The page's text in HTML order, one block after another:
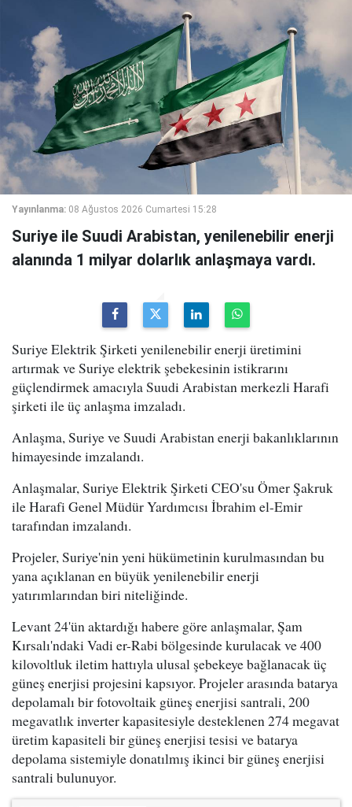
Yayınlanma: 08 Ağustos 2026 Cumartesi 15:28
Suriye ile Suudi Arabistan, yenilenebilir enerji
alanında 1 milyar dolarlık anlaşmaya vardı.
Suriye Elektrik Şirketi yenilenebilir enerji üretimini
artırmak ve Suriye elektrik şebekesinin istikrarını
güçlendirmek amacıyla Suudi Arabistan merkezli Harafi
şirketi ile üç anlaşma imzaladı.
Anlaşma, Suriye ve Suudi Arabistan enerji bakanlıklarının
himayesinde imzalandı.
Anlaşmalar, Suriye Elektrik Şirketi CEO'su Ömer Şakruk
ile Harafi Genel Müdür Yardımcısı İbrahim el-Emir
tarafından imzalandı.
Projeler, Suriye'nin yeni hükümetinin kurulmasından bu
yana açıklanan en büyük yenilenebilir enerji
yatırımlarından biri niteliğinde.
Levant 24'ün aktardığı habere göre anlaşmalar, Şam
Kırsalı'ndaki Vadi er-Rabi bölgesinde kurulacak ve 400
kilovoltluk iletim hattıyla ulusal şebekeye bağlanacak üç
güneş enerjisi projesini kapsıyor. Projeler arasında batarya
depolamalı bir fotovoltaik güneş enerjisi santrali, 200
megavatlık inverter kapasitesiyle desteklenen 274 megavat
üretim kapasiteli bir güneş enerjisi tesisi ve batarya
depolama sistemiyle donatılmış ikinci bir güneş enerjisi
santrali bulunuyor.